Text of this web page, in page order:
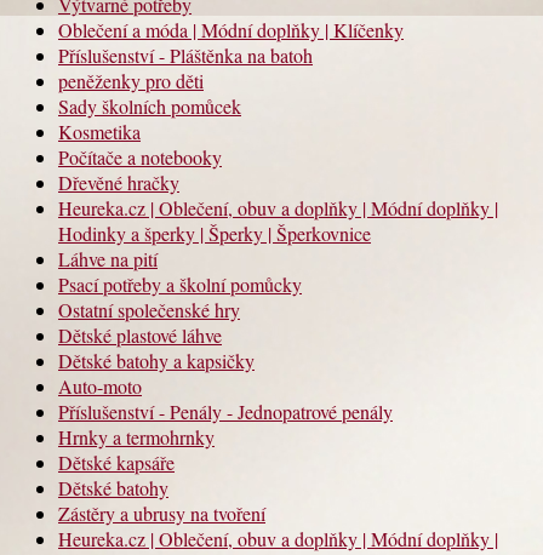
Oblečení a móda | Módní doplňky | Klíčenky
Příslušenství - Pláštěnka na batoh
peněženky pro děti
Sady školních pomůcek
Kosmetika
Počítače a notebooky
Dřevěné hračky
Heureka.cz | Oblečení, obuv a doplňky | Módní doplňky |
Hodinky a šperky | Šperky | Šperkovnice
Láhve na pití
Psací potřeby a školní pomůcky
Ostatní společenské hry
Dětské plastové láhve
Dětské batohy a kapsičky
Auto-moto
Příslušenství - Penály - Jednopatrové penály
Hrnky a termohrnky
Dětské kapsáře
Dětské batohy
Zástěry a ubrusy na tvoření
Heureka.cz | Oblečení, obuv a doplňky | Módní doplňky |